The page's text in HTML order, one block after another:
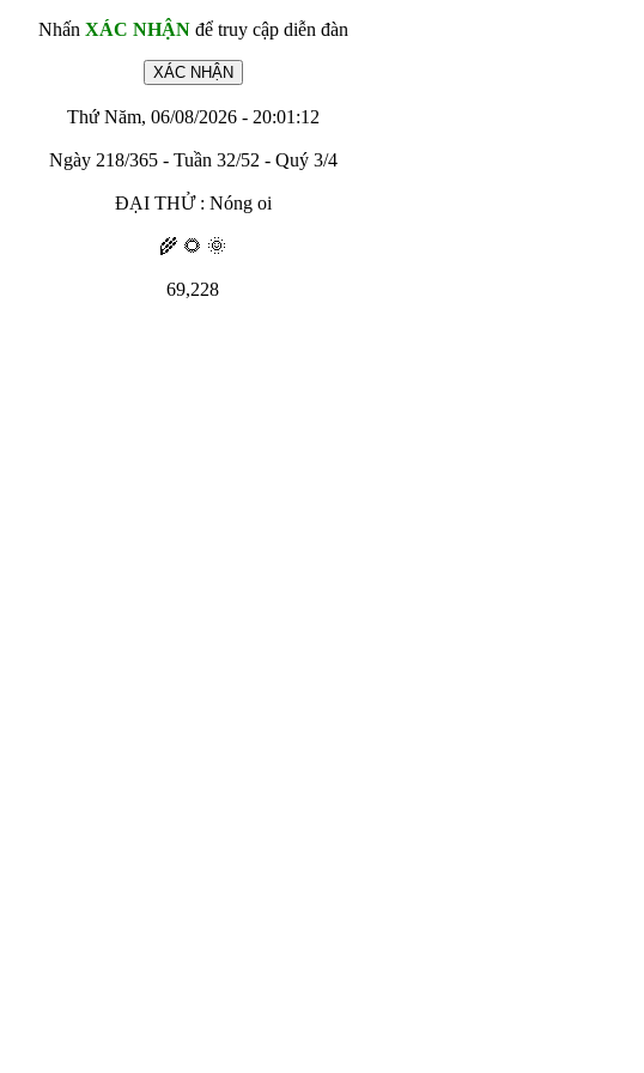
Nhấn XÁC NHẬNđể truy cập diễn đàn
Thứ Năm, 06/08/2026 - 20:01:12
Ngày 218/365 - Tuần 32/52 - Quý 3/4
ĐẠI THỬ : Nóng oi
🌾 🌻 🌞
69,228